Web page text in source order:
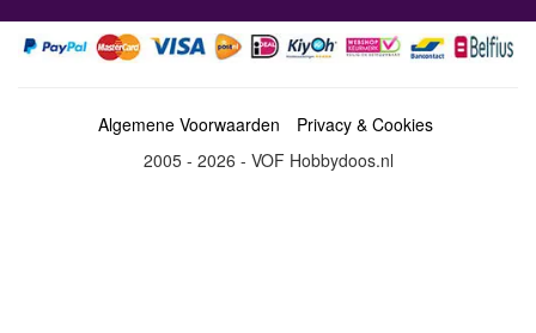
Algemene Voorwaarden
Privacy & Cookies
2005 - 2026 - VOF Hobbydoos.nl